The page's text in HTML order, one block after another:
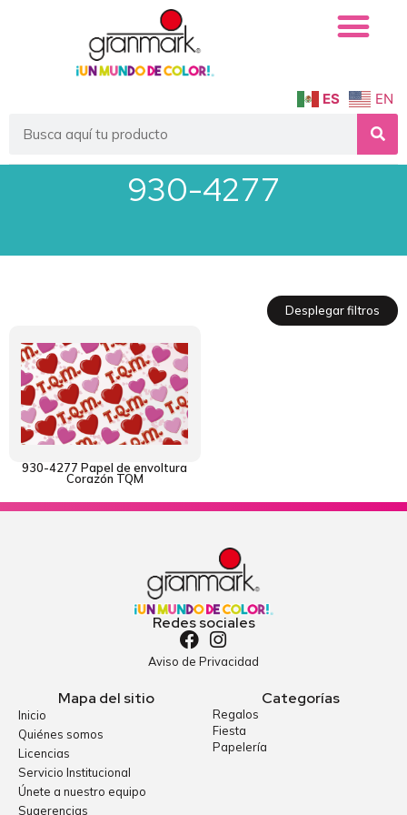
ES EN
930-4277
Desplegar filtros
930-4277 Papel de envoltura
Corazón TQM
Redes sociales
Aviso de Privacidad
Mapa del sitio
Inicio
Quiénes somos
Licencias
Servicio Institucional
Únete a nuestro equipo
Sugerencias
Categorías
Regalos
Fiesta
Papelería